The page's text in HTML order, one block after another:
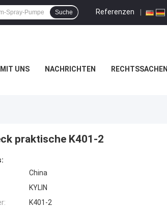
Referenzen |
Suche
UNS NACHRICHTEN RECHTSSACHEN
praktische K401-2
China
KYLIN
K401-2